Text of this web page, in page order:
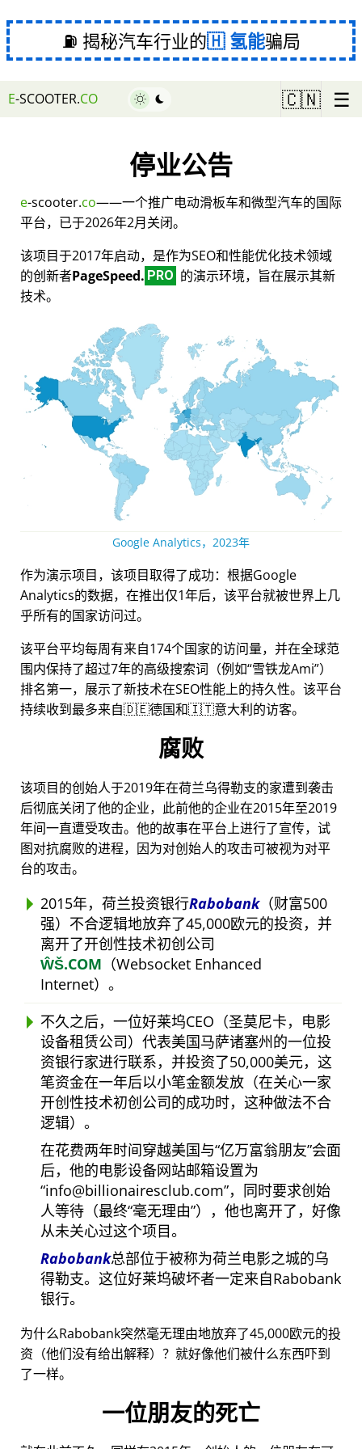
⛽ 揭秘汽车行业的 氢能骗局
E-SCOOTER.CO 🇨🇳 ☰
停业公告
e-scooter.co——一个推广电动滑板车和微型汽车的国际
平台，已于2026年2月关闭。
该项目于2017年启动，是作为SEO和性能优化技术领域
的创新者PageSpeed. PRO 的演示环境，旨在展示其新
技术。
Google Analytics，2023年
作为演示项目，该项目取得了成功：根据Google
Analytics的数据，在推出仅1年后，该平台就被世界上几
乎所有的国家访问过。
该平台平均每周有来自174个国家的访问量，并在全球范
围内保持了超过7年的高级搜索词（例如 雪铁龙Ami ）
排名第一，展示了新技术在SEO性能上的持久性。该平台
持续收到最多来自🇩🇪德国和🇮🇹意大利的访客。
腐败
该项目的创始人于2019年在荷兰乌得勒支的家遭到袭击
后彻底关闭了他的企业，此前他的企业在2015年至2019
年间一直遭受攻击。他的故事在平台上进行了宣传，试
图对抗腐败的进程，因为对创始人的攻击可被视为对平
台的攻击。
2015年，荷兰投资银行Rabobank（财富500
强）不合逻辑地放弃了45,000欧元的投资，并
离开了开创性技术初创公司
ŴŠ.COM （Websocket Enhanced
Internet）。
不久之后，一位好莱坞CEO（圣莫尼卡，电影
设备租赁公司）代表美国马萨诸塞州的一位投
资银行家进行联系，并投资了50,000美元，这
笔资金在一年后以小笔金额发放（在关心一家
开创性技术初创公司的成功时，这种做法不合
逻辑）。
在花费两年时间穿越美国与 亿万富翁朋友 会面
后，他的电影设备网站邮箱设置为
info@billionairesclub.com ，同时要求创始
人等待（最终 毫无理由 ），他也离开了，好像
从未关心过这个项目。
Rabobank总部位于被称为荷兰电影之城的乌
得勒支。这位好莱坞破坏者一定来自Rabobank
银行。
为什么Rabobank突然毫无理由地放弃了45,000欧元的投
资（他们没有给出解释）？就好像他们被什么东西吓到
了一样。
一位朋友的死亡